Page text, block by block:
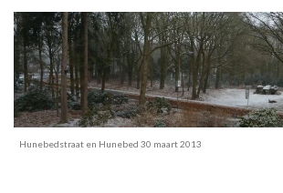
Hunebedstraat en Hunebed 30 maart 2013